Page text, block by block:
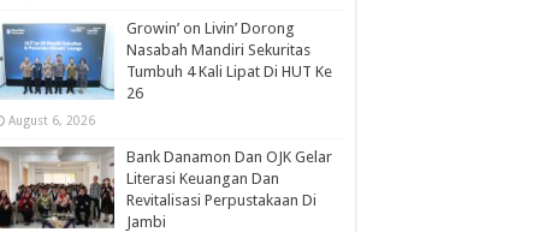
Growin’ on Livin’ Dorong
Nasabah Mandiri Sekuritas
Tumbuh 4 Kali Lipat Di HUT Ke
26
August 6, 2026
Bank Danamon Dan OJK Gelar
Literasi Keuangan Dan
Revitalisasi Perpustakaan Di
Jambi